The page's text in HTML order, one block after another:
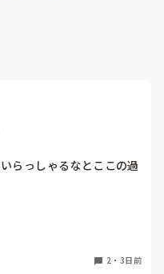
らっしゃるなとここの過
になりました。
2 ・ 3日前